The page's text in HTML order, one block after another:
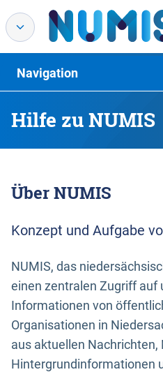
Hilfe zu NUMIS
Navigation
Über NUMIS
Konzept und Aufgabe
NUMIS, das
einen zentralen Zugriff auf
Informationen von
Organisationen in
aus aktuellen Nachrichten,
Hintergrundinformationen